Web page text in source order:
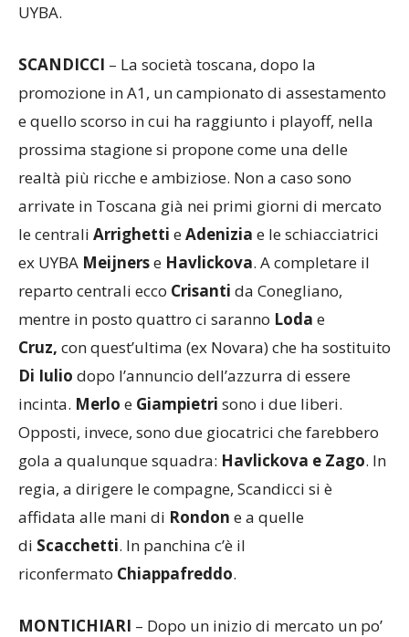
UYBA.
SCANDICCI – La società toscana, dopo la
promozione in A1, un campionato di assestamento
e quello scorso in cui ha raggiunto i playoff, nella
prossima stagione si propone come una delle
realtà più ricche e ambiziose. Non a caso sono
arrivate in Toscana già nei primi giorni di mercato
le centrali Arrighetti eAdenizia e le schiacciatrici
ex UYBA Meijnerse Havlickova. A completare il
reparto centrali ecco Crisanti da Conegliano,
mentre in posto quattro ci saranno Loda e
Cruz, con quest’ultima (ex Novara) che ha sostituito
Di Iulio dopo l’annuncio dell’azzurra di essere
incinta. Merlo e Giampietri sono i due liberi.
Opposti, invece, sono due giocatrici che farebbero
gola a qualunque squadra: Havlickova e Zago. In
regia, a dirigere le compagne, Scandicci si è
affidata alle mani di Rondon e a quelle
di Scacchetti. In panchina c’è il
riconfermato Chiappafreddo.
MONTICHIARI – Dopo un inizio di mercato un po’